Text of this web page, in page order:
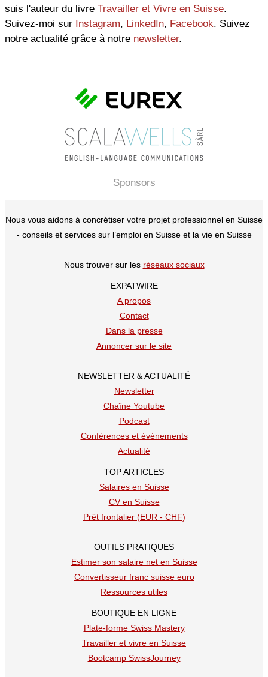
suis l'auteur du livre Travailler et Vivre en Suisse.
Suivez-moi sur Instagram, LinkedIn, Facebook. Suivez
notre actualité grâce à notre newsletter.
Sponsors
Nous vous aidons à concrétiser votre projet professionnel en Suisse
- conseils et services sur l’emploi en Suisse et la vie en Suisse
Nous trouver sur les réseaux sociaux
EXPATWIRE
A propos
Contact
Dans la presse
Annoncer sur le site
NEWSLETTER & ACTUALITÉ
Newsletter
Chaîne Youtube
Podcast
Conférences et événements
Actualité
TOP ARTICLES
Salaires en Suisse
CV en Suisse
Prêt frontalier (EUR - CHF)
OUTILS PRATIQUES
Estimer son salaire net en Suisse
Convertisseur franc suisse euro
Ressources utiles
BOUTIQUE EN LIGNE
Plate-forme Swiss Mastery
Travailler et vivre en Suisse
Bootcamp SwissJourney